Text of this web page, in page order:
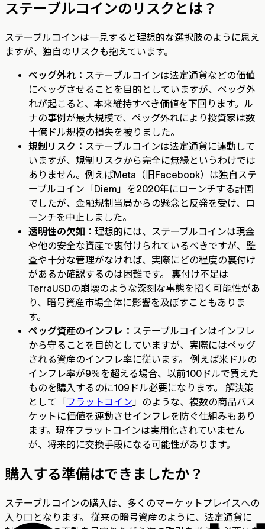
ステーブルコインのリスクとは？
ステーブルコインは一見すると理想的な選択肢のように思え
ますが、独自のリスクも抱えています。
ペッグ外れ： ステーブルコインは法定通貨などの価値
にペッグさせることを目的としていますが、ペッグ外
れが起こると、本来維持すべき価値を下回ります。ル
ナの事例が最大規模で、ペッグ外れにより投資家は数
十億ドル規模の損失を被りました。
規制リスク： ステーブルコインは法定通貨に連動して
いますが、規制リスクから完全に無縁というわけでは
ありません。例えばMeta（旧Facebook）は独自ステ
ーブルコイン「Diem」を2020年にローンチする計画
でしたが、金融規制当局からの懸念と反発を受け、ロ
ーンチを中止しました。
透明性の欠如： 理想的には、ステーブルコインは現金
や他の安全な資産で裏付けられているべきですが、監
査や十分な管理がなければ、実際にどの程度の裏付け
があるか確認するのは困難です。 裏付け不足は
TerraUSDの崩壊のような深刻な事態を招く可能性があ
り、暗号資産市場全体に影響を及ぼすこともありま
す。
ペッグ資産のインフレ： ステーブルコインはインフレ
から守ることを目的としていますが、実際にはペッグ
される資産のインフレ率に従います。 例えば米ドルの
インフレ率が9％を超える場合、以前100ドルで買えた
ものを購入するのに109ドル必要になります。 解決策
として「 フラットコイン 」のような、複数の商品バス
ケットに価値を連動させインフレを防ぐ仕組みもあり
ます。現在フラットコインは実用化されていません
が、将来的に交換手段になる可能性があります。
購入する準備はできましたか？
ステーブルコインの購入は、多くのマーケットプレイスへの
入り口となります。 従来の暗号資産のように、法定通貨に